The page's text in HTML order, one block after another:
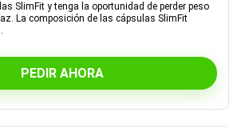
SlimFit y tenga la oportunidad de perder peso
La composición de las cápsulas SlimFit
PEDIR AHORA